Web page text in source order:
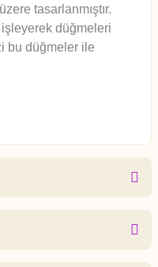
tasarlanmıştır.
düğmeleri
bu düğmeler ile